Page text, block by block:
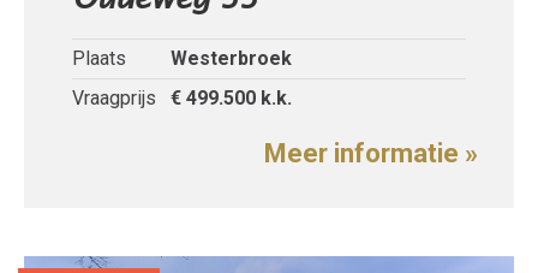
Plaats
Westerbroek
Vraagprijs
€ 499.500 k.k.
Meer informatie »